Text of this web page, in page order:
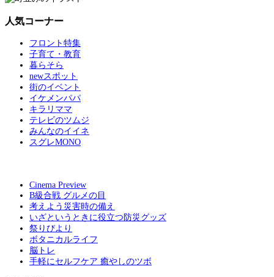
人気コーナー
フロント特集
子育て・教育
暮らそら
newスポット
街のイベント
イケメンパパ
キラリママ
テレビのツムジ
みんなのイイネ
スグレMONO
Cinema Preview
B級合戦 グルメの目
考えよう災害時の備え
いざというときに役立つ防災グッズ
祭りびより
ボタニカルライフ
脳トレ
手軽にセルフケア 癒やしのツボ